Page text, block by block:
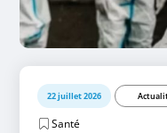
22 juillet 2026
Santé